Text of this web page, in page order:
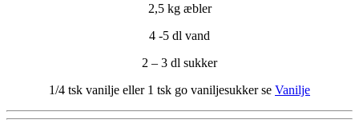
2,5 kg æbler
4 -5 dl vand
2 – 3 dl sukker
1/4 tsk vanilje eller 1 tsk go vaniljesukker se Vanilje